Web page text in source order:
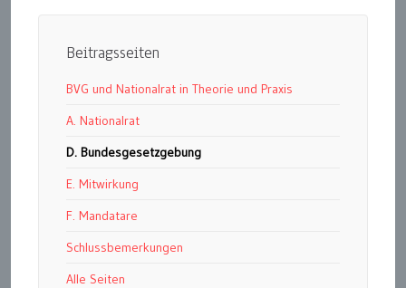
Beitragsseiten
BVG und Nationalrat in Theorie und Praxis
A. Nationalrat
D. Bundesgesetzgebung
E. Mitwirkung
F. Mandatare
Schlussbemerkungen
Alle Seiten